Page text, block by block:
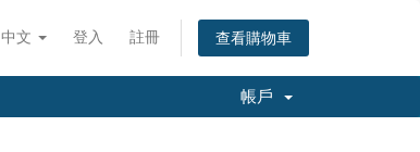
中文 登入 註冊 查看購物車
帳戶